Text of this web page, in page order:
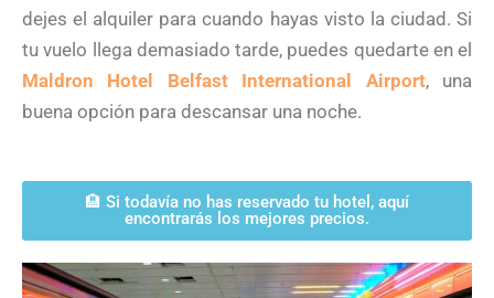
dejes el alquiler para cuando hayas visto la ciudad. Si
tu vuelo llega demasiado tarde, puedes quedarte en el
Maldron Hotel Belfast International Airport, una
buena opción para descansar una noche.
🏨 Si todavía no has reservado tu hotel, aquí
encontrarás los mejores precios.